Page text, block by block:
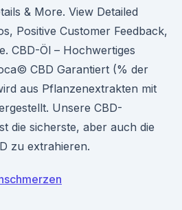
& More. View Detailed
Positive Customer Feedback,
CBD-Öl – Hochwertiges
CBD Garantiert (% der
aus Pflanzenextrakten mit
Unsere CBD-
die sicherste, aber auch die
zu extrahieren.